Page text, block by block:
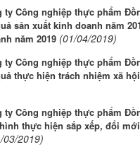
ty Công nghiệp thực phẩm
sản xuất kinh doanh năm
năm 2019 (01/04/2019)
ty Công nghiệp thực phẩm
thực hiện trách nhiệm xã
ty Công nghiệp thực phẩm
thực hiện sắp xếp, đổi
03/2019)